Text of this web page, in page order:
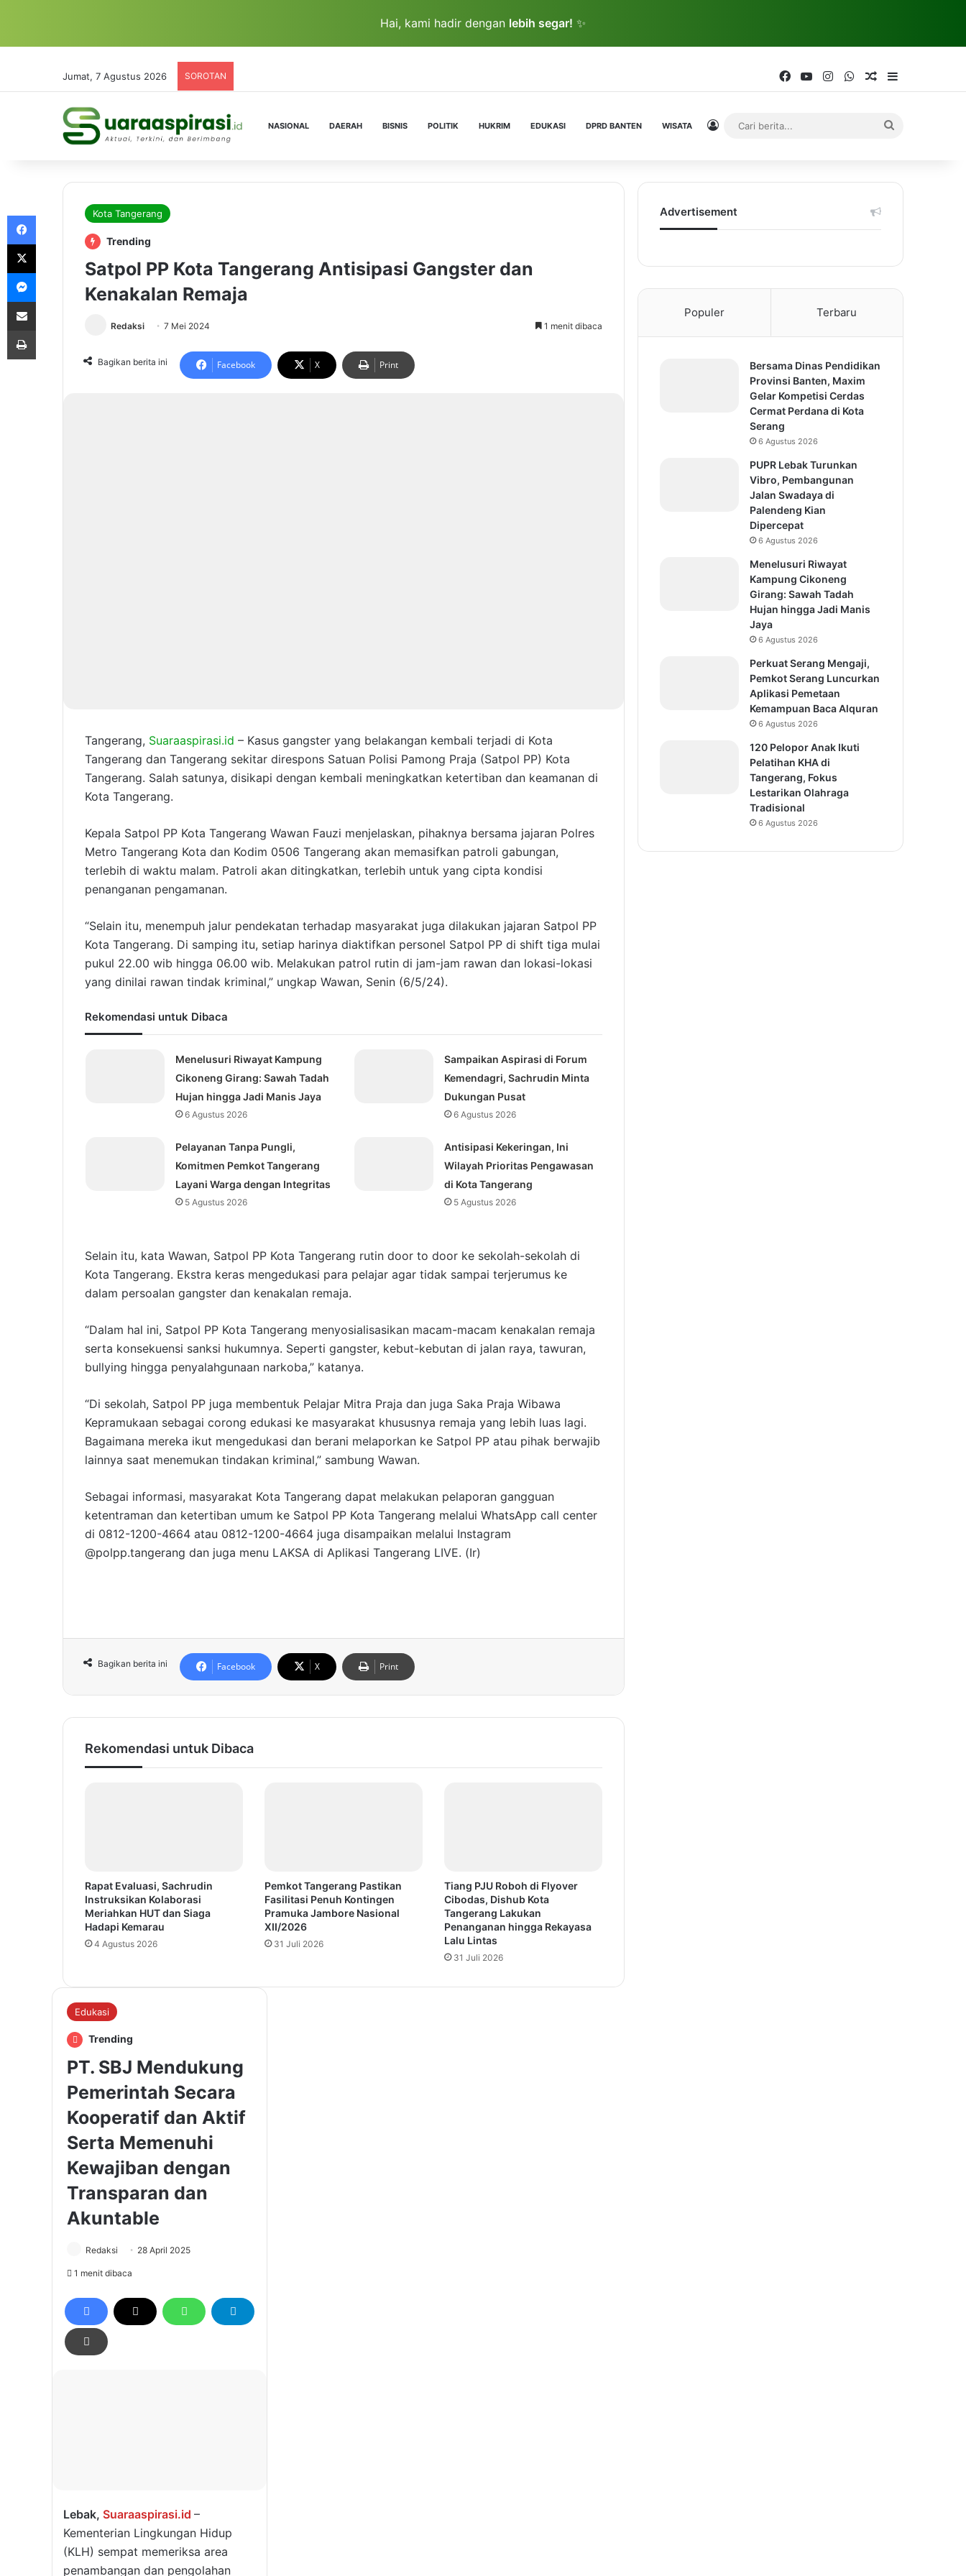
Hai, kami hadir dengan lebih segar! ✨
Jumat, 7 Agustus 2026 SOROTAN FacebookYouTubeInstagramWhatsAppRandom Article
NASIONAL DAERAH BISNIS POLITIK HUKRIM EDUKASI DPRD BANTEN WISATA Log In
Kota Tangerang
Trending
Satpol PP Kota Tangerang Antisipasi Gangster dan
Kenakalan Remaja
Redaksi 7 Mei 2024 1 menit dibaca
Bagikan berita ini Facebook X Print
Tangerang, Suaraaspirasi.id – Kasus gangster yang belakangan kembali terjadi di Kota
Tangerang dan Tangerang sekitar direspons Satuan Polisi Pamong Praja (Satpol PP) Kota
Tangerang. Salah satunya, disikapi dengan kembali meningkatkan ketertiban dan keamanan di
Kota Tangerang.
Kepala Satpol PP Kota Tangerang Wawan Fauzi menjelaskan, pihaknya bersama jajaran Polres
Metro Tangerang Kota dan Kodim 0506 Tangerang akan memasifkan patroli gabungan,
terlebih di waktu malam. Patroli akan ditingkatkan, terlebih untuk yang cipta kondisi
penanganan pengamanan.
“Selain itu, menempuh jalur pendekatan terhadap masyarakat juga dilakukan jajaran Satpol PP
Kota Tangerang. Di samping itu, setiap harinya diaktifkan personel Satpol PP di shift tiga mulai
pukul 22.00 wib hingga 06.00 wib. Melakukan patrol rutin di jam-jam rawan dan lokasi-lokasi
yang dinilai rawan tindak kriminal,” ungkap Wawan, Senin (6/5/24).
Rekomendasi untuk Dibaca
Menelusuri Riwayat Kampung
Cikoneng Girang: Sawah Tadah
Hujan hingga Jadi Manis Jaya
6 Agustus 2026
Sampaikan Aspirasi di Forum
Kemendagri, Sachrudin Minta
Dukungan Pusat
6 Agustus 2026
Pelayanan Tanpa Pungli,
Komitmen Pemkot Tangerang
Layani Warga dengan Integritas
5 Agustus 2026
Antisipasi Kekeringan, Ini
Wilayah Prioritas Pengawasan
di Kota Tangerang
5 Agustus 2026
Selain itu, kata Wawan, Satpol PP Kota Tangerang rutin door to door ke sekolah-sekolah di
Kota Tangerang. Ekstra keras mengedukasi para pelajar agar tidak sampai terjerumus ke
dalam persoalan gangster dan kenakalan remaja.
“Dalam hal ini, Satpol PP Kota Tangerang menyosialisasikan macam-macam kenakalan remaja
serta konsekuensi sanksi hukumnya. Seperti gangster, kebut-kebutan di jalan raya, tawuran,
bullying hingga penyalahgunaan narkoba,” katanya.
“Di sekolah, Satpol PP juga membentuk Pelajar Mitra Praja dan juga Saka Praja Wibawa
Kepramukaan sebagai corong edukasi ke masyarakat khususnya remaja yang lebih luas lagi.
Bagaimana mereka ikut mengedukasi dan berani melaporkan ke Satpol PP atau pihak berwajib
lainnya saat menemukan tindakan kriminal,” sambung Wawan.
Sebagai informasi, masyarakat Kota Tangerang dapat melakukan pelaporan gangguan
ketentraman dan ketertiban umum ke Satpol PP Kota Tangerang melalui WhatsApp call center
di 0812-1200-4664 atau 0812-1200-4664 juga disampaikan melalui Instagram
@polpp.tangerang dan juga menu LAKSA di Aplikasi Tangerang LIVE. (Ir)
Bagikan berita ini Facebook X Print
Rekomendasi untuk Dibaca
Rapat Evaluasi, Sachrudin
Instruksikan Kolaborasi
Meriahkan HUT dan Siaga
Hadapi Kemarau
4 Agustus 2026
Pemkot Tangerang Pastikan
Fasilitasi Penuh Kontingen
Pramuka Jambore Nasional
XII/2026
31 Juli 2026
Tiang PJU Roboh di Flyover
Cibodas, Dishub Kota
Tangerang Lakukan
Penanganan hingga Rekayasa
Lalu Lintas
31 Juli 2026
Advertisement
Populer Terbaru
Bersama Dinas Pendidikan
Provinsi Banten, Maxim
Gelar Kompetisi Cerdas
Cermat Perdana di Kota
Serang
6 Agustus 2026
PUPR Lebak Turunkan
Vibro, Pembangunan
Jalan Swadaya di
Palendeng Kian
Dipercepat
6 Agustus 2026
Menelusuri Riwayat
Kampung Cikoneng
Girang: Sawah Tadah
Hujan hingga Jadi Manis
Jaya
6 Agustus 2026
Perkuat Serang Mengaji,
Pemkot Serang Luncurkan
Aplikasi Pemetaan
Kemampuan Baca Alquran
6 Agustus 2026
120 Pelopor Anak Ikuti
Pelatihan KHA di
Tangerang, Fokus
Lestarikan Olahraga
Tradisional
6 Agustus 2026
Messenger